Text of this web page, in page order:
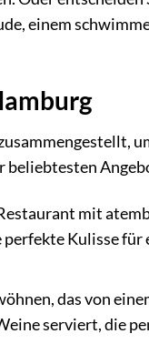
einem
beliebtesten
mit
Kulisse
das von
serviert, die